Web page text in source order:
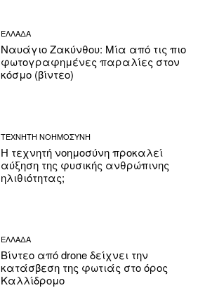
ΕΛΛΑΔΑ
Ναυάγιο Ζακύνθου: Μία από τις πιο
φωτογραφημένες παραλίες στον
κόσμο (βίντεο)
ΤΕΧΝΗΤΗ ΝΟΗΜΟΣΥΝΗ
Η τεχνητή νοημοσύνη προκαλεί
αύξηση της φυσικής ανθρώπινης
ηλιθιότητας;
ΕΛΛΑΔΑ
Βίντεο από drone δείχνει την
κατάσβεση της φωτιάς στο όρος
Καλλίδρομο